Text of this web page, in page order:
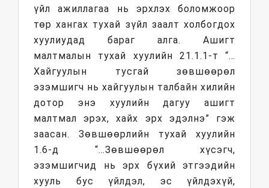
үйл ажиллагаа нь эрхлэх боломжоор
төр хангах тухай зүйл заалт холбогдох
хуулиудад бараг алга. Ашигт
малтмалын тухай хуулийн 21.1.1-т “…
Хайгуулын тусгай зөвшөөрөл
эзэмшигч нь хайгуулын талбайн хилийн
дотор энэ хуулийн дагуу ашигт
малтмал эрэх, хайх эрх эдэлнэ” гэж
заасан. Зөвшөөрлийн тухай хуулийн
1.6-д “…Зөвшөөрөл хүсэгч,
эзэмшигчид нь эрх бүхий этгээдийн
хууль бус үйлдэл, эс үйлдэхүй,